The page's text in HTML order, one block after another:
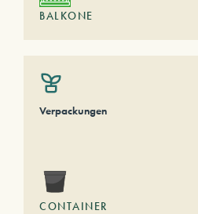
BALKONE
Verpackungen
CONTAINER